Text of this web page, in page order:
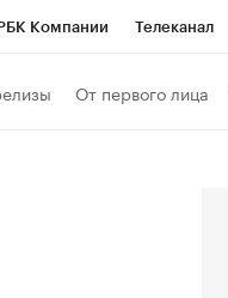
Компании Телеканал
От первого лица